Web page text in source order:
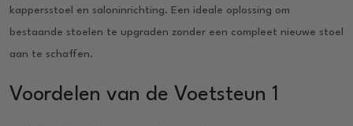
kappersstoel en saloninrichting. Een ideale oplossing om
bestaande stoelen te upgraden zonder een compleet nieuwe stoel
aan te schaffen.
Voordelen van de Voetsteun 1